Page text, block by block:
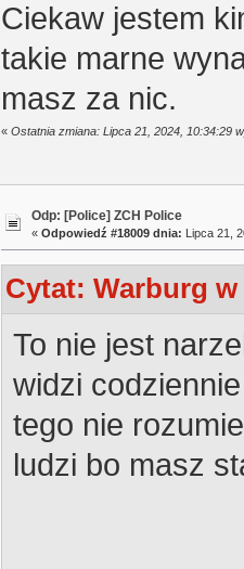
Ciekaw jestem
takie marne
masz za nic.
« Ostatnia zmiana: Lipca 21, 2024, 10:34:29
Odp: [Police] ZCH Police
« Odpowiedź #18009 dnia: Lipca 21,
Cytat: Warburg w
To nie jest
widzi
tego nie
ludzi bo masz